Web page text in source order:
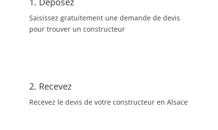
Saisissez gratuitement une demande de devis
pour trouver un constructeur
2. Recevez
Recevez le devis de votre constructeur en Alsace